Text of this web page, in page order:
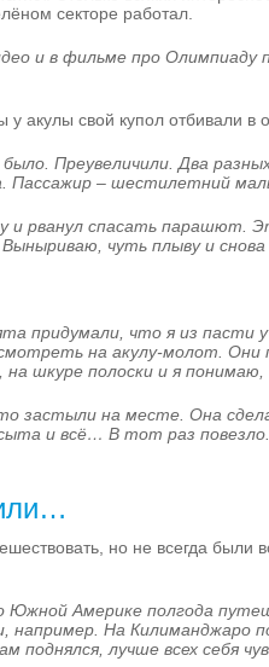
секторе работал.
и в фильме про
у акулы свой купол отбивали
Преувеличили. Два
– шестилетний
и рванул спасать парашют.
чуть плыву и
придумали, что я из пасти
на акулу-молот. Они
на шкуре полоски и я
застыли на месте. Она
и всё… В тот раз
но не всегда
Америке полгода
например. На Килиманджаро
поднялся, лучше всех